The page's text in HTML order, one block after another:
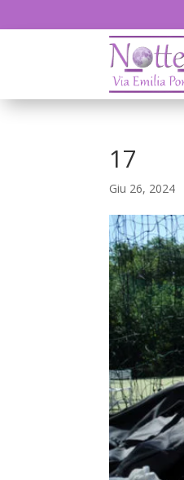
17
Giu 26, 2024